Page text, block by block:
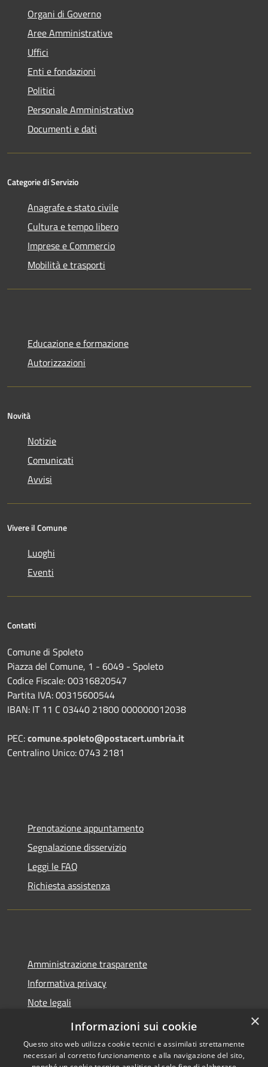
Organi di Governo
Aree Amministrative
Uffici
Enti e fondazioni
Politici
Personale Amministrativo
Documenti e dati
Categorie di Servizio
Anagrafe e stato civile
Cultura e tempo libero
Imprese e Commercio
Mobilità e trasporti
Educazione e formazione
Autorizzazioni
Novità
Notizie
Comunicati
Avvisi
Vivere il Comune
Luoghi
Eventi
Contatti
Comune di Spoleto
Piazza del Comune, 1 - 6049 - Spoleto
Codice Fiscale: 00316820547
Partita IVA: 00315600544
IBAN: IT 11 C 03440 21800 000000012038
PEC:comune.spoleto@postacert.umbria.it
Centralino Unico: 0743 2181
Prenotazione appuntamento
Segnalazione disservizio
Leggi le FAQ
Richiesta assistenza
Amministrazione trasparente
Informativa privacy
Note legali
Dichiarazione di accessibilità
×
Informazioni sui cookie
Questo sito web utilizza cookie tecnici e assimilati strettamente
necessari al corretto funzionamento e alla navigazione del sito,